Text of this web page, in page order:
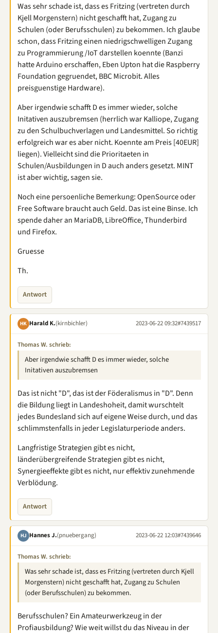
Was sehr schade ist, dass es Fritzing (vertreten durch
Kjell Morgenstern) nicht geschafft hat, Zugang zu
Schulen (oder Berufsschulen) zu bekommen. Ich glaube
schon, dass Fritzing einen niedrigschwelligen Zugang
zu Programmierung /IoT darstellen koennte (Banzi
hatte Arduino erschaffen, Eben Upton hat die Raspberry
Foundation gegruendet, BBC Microbit. Alles
preisguenstige Hardware).
Aber irgendwie schafft D es immer wieder, solche
Initativen auszubremsen (herrlich war Kalliope, Zugang
zu den Schulbuchverlagen und Landesmittel. So richtig
erfolgreich war es aber nicht. Koennte am Preis [40EUR]
liegen). Vielleicht sind die Prioritaeten in
Schulen/Ausbildungen in D auch anders gesetzt. MINT
ist aber wichtig, sagen sie.
Noch eine persoenliche Bemerkung: OpenSource oder
Free Software braucht auch Geld. Das ist eine Binse. Ich
spende daher an MariaDB, LibreOffice, Thunderbird
und Firefox.
Gruesse
Th.
Antwort
HK Harald K.(kirnbichler) 2023-06-22 09:32#7439517
Thomas W. schrieb:
Aber irgendwie schafft D es immer wieder, solche
Initativen auszubremsen
Das ist nicht "D", das ist der Föderalismus in "D". Denn
die Bildung liegt in Landeshoheit, damit wurschtelt
jedes Bundesland sich auf eigene Weise durch, und das
schlimmstenfalls in jeder Legislaturperiode anders.
Langfristige Strategien gibt es nicht,
länderübergreifende Strategien gibt es nicht,
Synergieeffekte gibt es nicht, nur effektiv zunehmende
Verblödung.
Antwort
HJ Hannes J.(pnuebergang) 2023-06-22 12:03#7439646
Thomas W. schrieb:
Was sehr schade ist, dass es Fritzing (vertreten durch Kjell
Morgenstern) nicht geschafft hat, Zugang zu Schulen
(oder Berufsschulen) zu bekommen.
Berufsschulen? Ein Amateurwerkzeug in der
Profiausbildung? Wie weit willst du das Niveau in der